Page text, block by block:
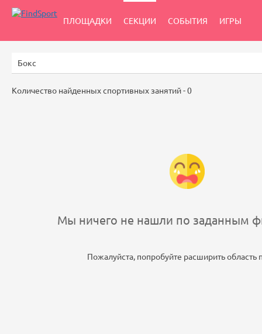
ПЛОЩАДКИ СЕКЦИИ СОБЫТИЯ ИГРЫ
Количество найденных спортивных занятий -0
Мы ничего не нашли по заданным
Пожалуйста, попробуйте расширить область